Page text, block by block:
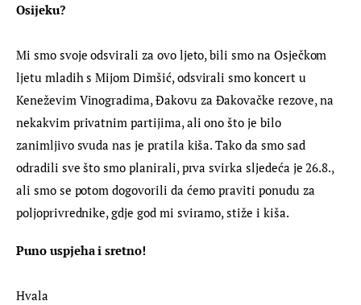
Osijeku?
Mi smo svoje odsvirali za ovo ljeto, bili smo na Osječkom
ljetu mladih s Mijom Dimšić, odsvirali smo koncert u
Keneževim Vinogradima, Đakovu za Đakovačke rezove, na
nekakvim privatnim partijima, ali ono što je bilo
zanimljivo svuda nas je pratila kiša. Tako da smo sad
odradili sve što smo planirali, prva svirka sljedeća je 26.8.,
ali smo se potom dogovorili da ćemo praviti ponudu za
poljoprivrednike, gdje god mi sviramo, stiže i kiša.
Puno uspjeha i sretno!
Hvala